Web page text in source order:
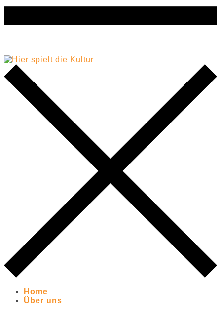
Home
Über uns